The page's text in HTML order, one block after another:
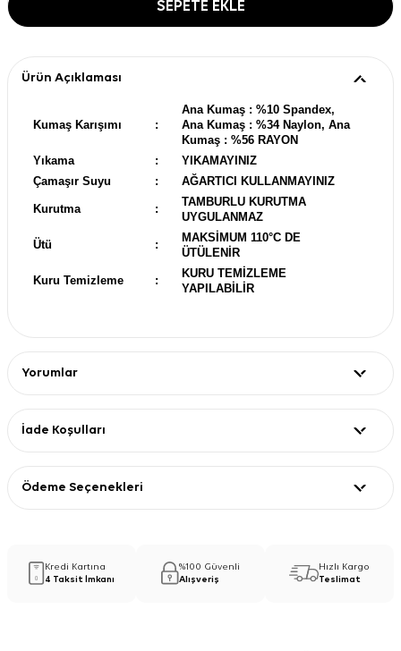
SEPETE EKLE
Ürün Açıklaması
Kumaş Karışımı :
Ana Kumaş : %10 Spandex,
Ana Kumaş : %34 Naylon, Ana
Kumaş : %56 RAYON
Yıkama
:
YIKAMAYINIZ
Çamaşır Suyu
: AĞARTICI KULLANMAYINIZ
Kurutma :
TAMBURLU KURUTMA
UYGULANMAZ
Ütü :
MAKSİMUM 110°C DE
ÜTÜLENİR
Kuru Temizleme :
KURU TEMİZLEME
YAPILABİLİR
Yorumlar
İade Koşulları
Ödeme Seçenekleri
Kredi Kartına
4 Taksit İmkanı
%100 Güvenli
Alışveriş
Hızlı Kargo
Teslimat